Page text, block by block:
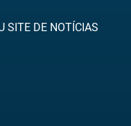
SITE DE NOTÍCIAS